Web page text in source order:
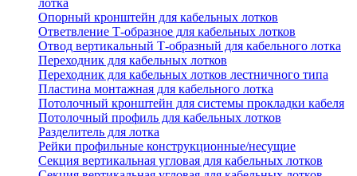
лотка
Опорный кронштейн для кабельных лотков
Ответвление Т-образное для кабельных лотков
Отвод вертикальный Т-образный для кабельного лотка
Переходник для кабельных лотков
Переходник для кабельных лотков лестничного типа
Пластина монтажная для кабельного лотка
Потолочный кронштейн для системы прокладки кабеля
Потолочный профиль для кабельных лотков
Разделитель для лотка
Рейки профильные конструкционные/несущие
Секция вертикальная угловая для кабельных лотков